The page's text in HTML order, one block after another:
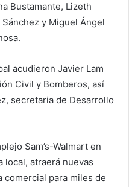
Bustamante, Lizeth
y Miguel Ángel
acudieron Javier Lam
Civil y Bomberos, así
secretaria de Desarrollo
Sam’s-Walmart en
local, atraerá nuevas
comercial para miles de